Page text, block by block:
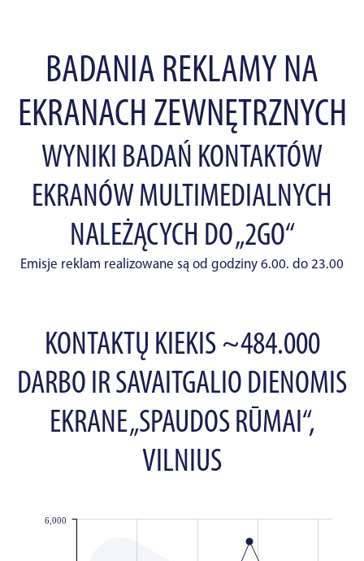
BADANIA REKLAMY NA
EKRANACH ZEWNĘTRZNYCH
WYNIKI BADAŃ KONTAKTÓW
EKRANÓW MULTIMEDIALNYCH
NALEŻĄCYCH DO „2GO“
Emisje reklam realizowane są od godziny 6.00. do 23.00
KONTAKTŲ KIEKIS ~484.000
DARBO IR SAVAITGALIO DIENOMIS
EKRANE „SPAUDOS RŪMAI“,
VILNIUS
6,000 JS chart by amCharts